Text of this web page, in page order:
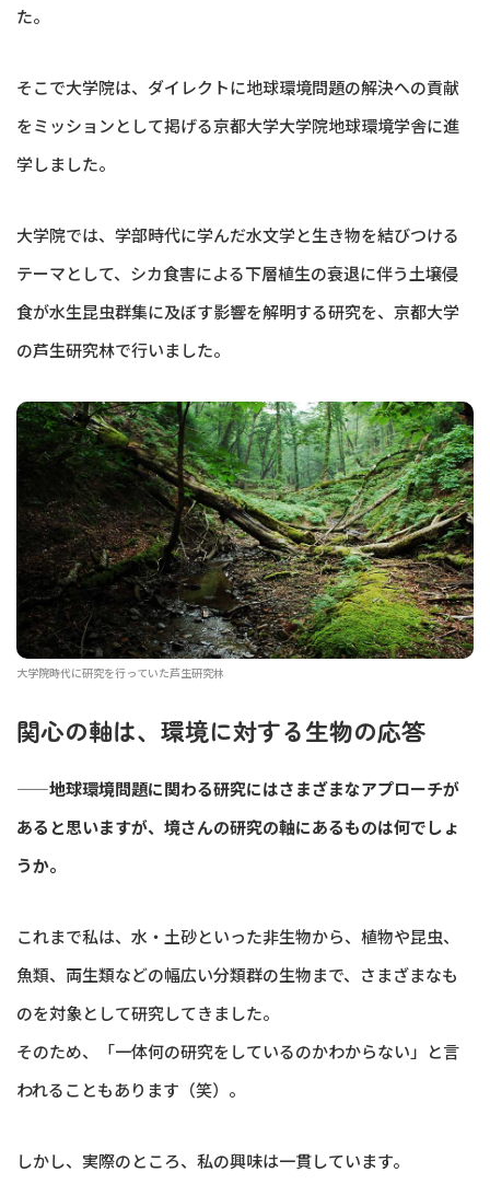
た。
そこで大学院は、ダイレクトに地球環境問題の解決への貢献
をミッションとして掲げる京都大学大学院地球環境学舎に進
学しました。
大学院では、学部時代に学んだ水文学と生き物を結びつける
テーマとして、シカ食害による下層植生の衰退に伴う土壌侵
食が水生昆虫群集に及ぼす影響を解明する研究を、京都大学
の芦生研究林で行いました。
大学院時代に研究を行っていた芦生研究林
関心の軸は、環境に対する生物の応答
——地球環境問題に関わる研究にはさまざまなアプローチが
あると思いますが、境さんの研究の軸にあるものは何でしょ
うか。
これまで私は、水・土砂といった非生物から、植物や昆虫、
魚類、両生類などの幅広い分類群の生物まで、さまざまなも
のを対象として研究してきました。
そのため、「一体何の研究をしているのかわからない」と言
われることもあります（笑）。
しかし、実際のところ、私の興味は一貫しています。